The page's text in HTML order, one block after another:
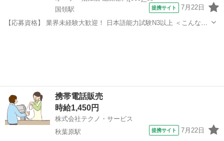
国領駅
提携サイト 7月22日
【応募資格】 業界未経験大歓迎！ 日本語能力試験N3以上 ＜こんな方
携帯電話販売
時給1,450円
株式会社テクノ・サービス
秋葉原駅
提携サイト 7月22日